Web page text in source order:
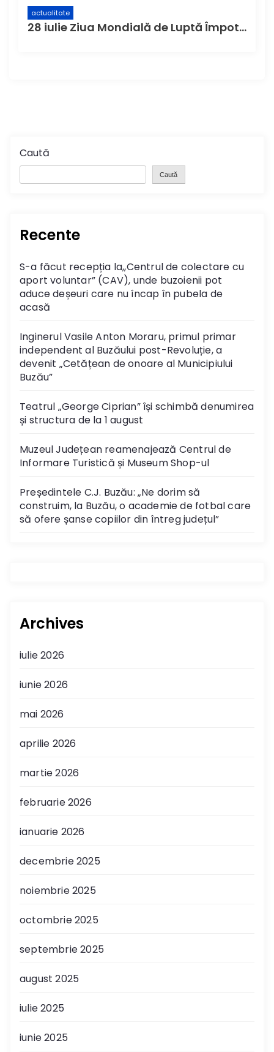
actualitate
28 iulie Ziua Mondială de Luptă Împotriva Hepatitei
Caută
Caută
Recente
S-a făcut recepția la,,Centrul de colectare cu
aport voluntar” (CAV), unde buzoienii pot
aduce deșeuri care nu încap în pubela de
acasă
Inginerul Vasile Anton Moraru, primul primar
independent al Buzăului post-Revoluție, a
devenit „Cetățean de onoare al Municipiului
Buzău”
Teatrul „George Ciprian” își schimbă denumirea
și structura de la 1 august
Muzeul Județean reamenajează Centrul de
Informare Turistică și Museum Shop-ul
Președintele C.J. Buzău: „Ne dorim să
construim, la Buzău, o academie de fotbal care
să ofere șanse copiilor din întreg județul”
Archives
iulie 2026
iunie 2026
mai 2026
aprilie 2026
martie 2026
februarie 2026
ianuarie 2026
decembrie 2025
noiembrie 2025
octombrie 2025
septembrie 2025
august 2025
iulie 2025
iunie 2025